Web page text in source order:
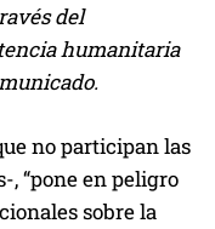
del
humanitaria
no participan las
, “pone en peligro
sobre la